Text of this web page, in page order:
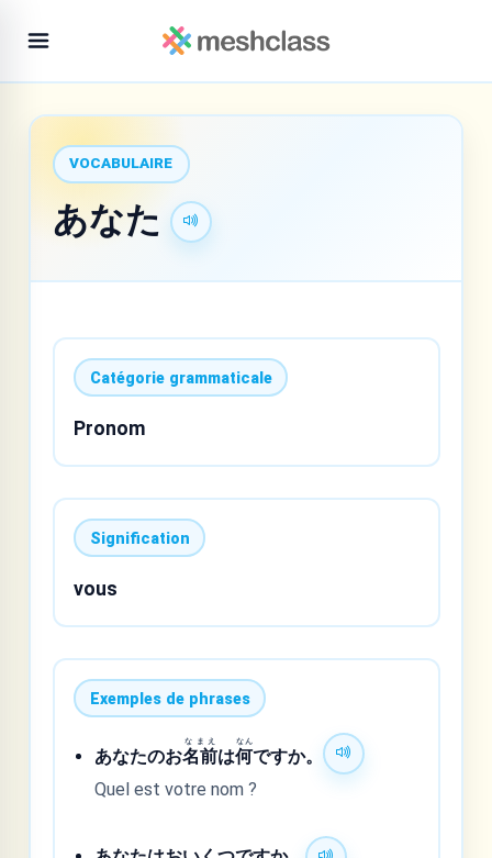
VOCABULAIRE
あなた
Catégorie grammaticale
Pronom
Signification
vous
Exemples de phrases
あなたのお名前
なまえ
は何
なん
ですか。
Quel est votre nom ?